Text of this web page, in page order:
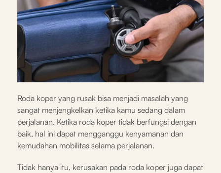
Roda koper yang rusak bisa menjadi masalah yang
sangat menjengkelkan ketika kamu sedang dalam
perjalanan. Ketika roda koper tidak berfungsi dengan
baik, hal ini dapat mengganggu kenyamanan dan
kemudahan mobilitas selama perjalanan.
Tidak hanya itu, kerusakan pada roda koper juga dapat